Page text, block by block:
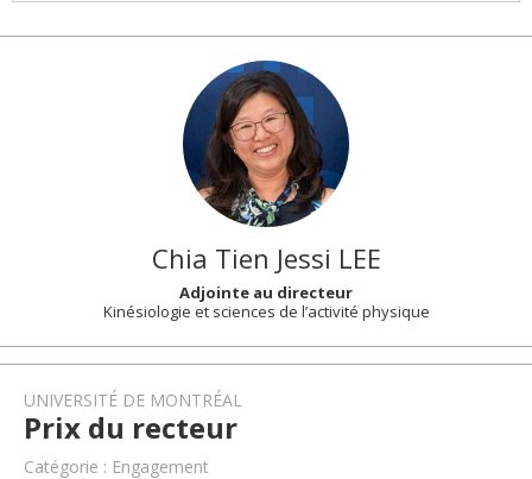
Chia Tien Jessi LEE
Adjointe au directeur
Kinésiologie et sciences de l’activité physique
UNIVERSITÉ DE MONTRÉAL
Prix du recteur
Catégorie : Engagement